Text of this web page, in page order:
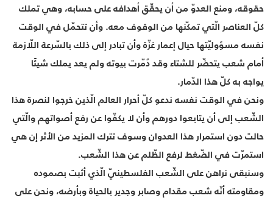
حقوقه، ومنع العدوّ من أن يحقّق أهدافه على حسابه، وهي تملك
كلّ العناصر الّتي تمكّنها من الوقوف معه. وأن تتحمّل في الوقت
نفسه مسؤوليّتها حيال إعمار غزّة وأن تبادر إلى ذلك بالسّرعة اللّازمة
أمام شعب يتحضّر للشتاء وقد دُمّرت بيوته ولم يعد يملك شيئًا
يواجه به كلّ هذا الدّمار.
ونحن في الوقت نفسه ندعو كلّ أحرار العالم الّذين خرجوا لنصرة هذا
الشّعب إلى أن يتابعوا دورهم وأن لا يكفّوا عن رفع أصواتهم والّتي
حالت دون استمرار هذا العدوان وسوف تترك المزيد من الأثر إن هي
استمرّت في الضّغط لرفع الظّلم عن هذا الشّعب.
وسنبقى نراهن على الشّعب الفلسطينيّ الّذي أثبت بصموده
ومقاومته أنّه شعب مقدام وصابر وجدير بالحياة وبأرضه، ونحن على